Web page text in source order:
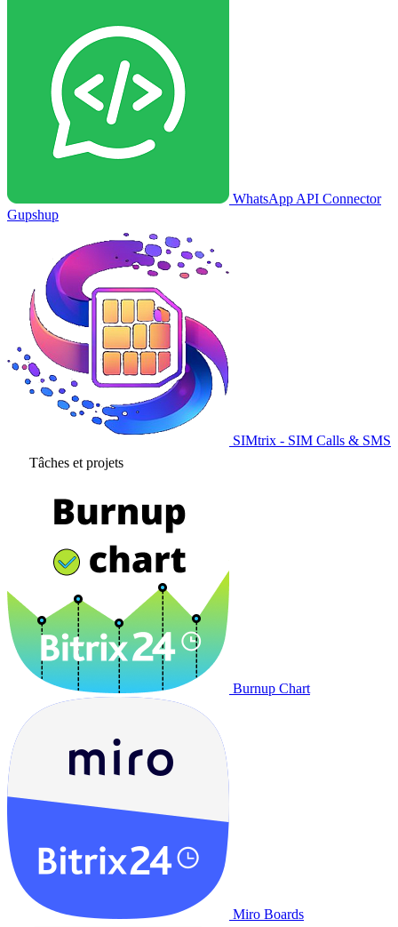
WhatsApp API Connector
Gupshup
SIMtrix - SIM Calls & SMS
Tâches et projets
Burnup Chart
Miro Boards